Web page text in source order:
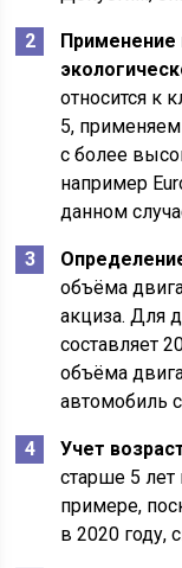
относится к
5,
с более
например
данном
объёма
акциза. Для
составляет
объёма
автомобиль
Учет
старше 5 лет
примере,
в 2020 году,